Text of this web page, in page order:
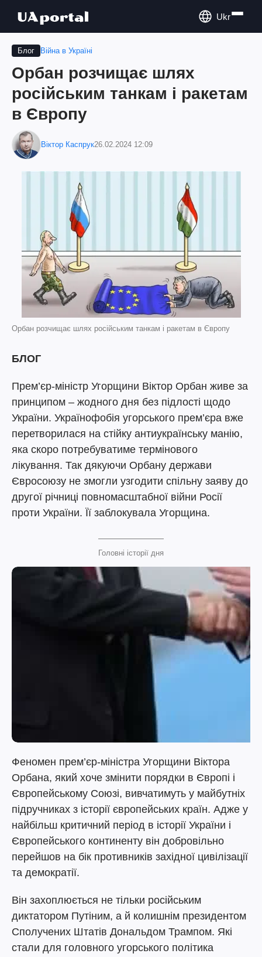
Ukr
Блог Війна в Україні
Орбан розчищає шлях
російським танкам і ракетам
в Європу
Віктор Каспрук26.02.2024 12:09
Орбан розчищає шлях російським танкам і ракетам в Європу
БЛОГ
Прем’єр-міністр Угорщини Віктор Орбан живе за
принципом – жодного дня без підлості щодо
України. Українофобія угорського прем’єра вже
перетворилася на стійку антиукраїнську манію,
яка скоро потребуватиме термінового
лікування. Так дякуючи Орбану держави
Євросоюзу не змогли узгодити спільну заяву до
другої річниці повномасштабної війни Росії
проти України. Її заблокувала Угорщина.
Головні історії дня
Феномен прем’єр-міністра Угорщини Віктора
Орбана, який хоче змінити порядки в Європі і
Європейському Союзі, вивчатимуть у майбутніх
підручниках з історії європейських країн. Адже у
найбільш критичний період в історії України і
Європейського континенту він добровільно
перейшов на бік противників західної цивілізації
та демократії.
Він захоплюється не тільки російським
диктатором Путіним, а й колишнім президентом
Сполучених Штатів Дональдом Трампом. Які
стали для головного угорського політика